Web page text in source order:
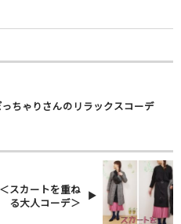
っちゃりさんのリラックスコーデ
スカートを重ね
る大人コーデ＞